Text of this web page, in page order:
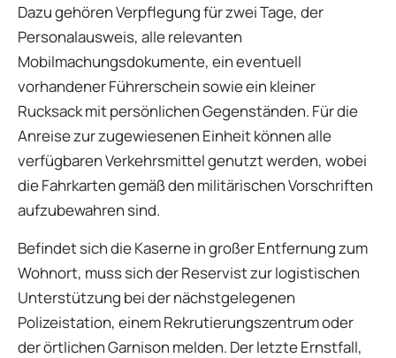
Dazu gehören Verpflegung für zwei Tage, der
Personalausweis, alle relevanten
Mobilmachungsdokumente, ein eventuell
vorhandener Führerschein sowie ein kleiner
Rucksack mit persönlichen Gegenständen. Für die
Anreise zur zugewiesenen Einheit können alle
verfügbaren Verkehrsmittel genutzt werden, wobei
die Fahrkarten gemäß den militärischen Vorschriften
aufzubewahren sind.
Befindet sich die Kaserne in großer Entfernung zum
Wohnort, muss sich der Reservist zur logistischen
Unterstützung bei der nächstgelegenen
Polizeistation, einem Rekrutierungszentrum oder
der örtlichen Garnison melden. Der letzte Ernstfall,